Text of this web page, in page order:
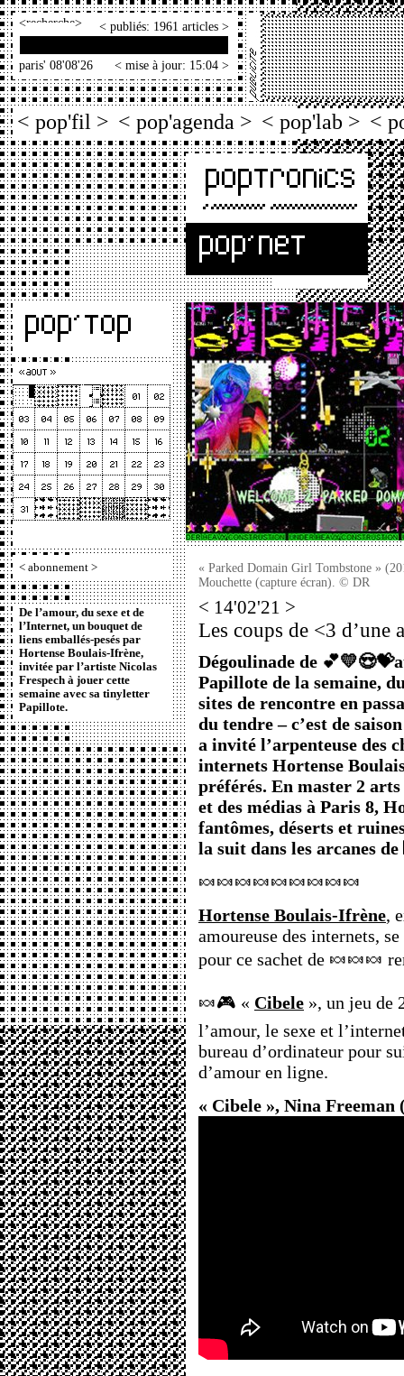
< > < publiés: 1961 articles >
paris' 08'08'26 < mise à jour: 15:04 >
< pop'fil > < pop'agenda > < pop'lab > <
< abonnement >
De l’amour, du sexe et de
l’Internet, un bouquet de
liens emballés-pesés par
Hortense Boulais-Ifrène,
invitée par l’artiste Nicolas
Frespech à jouer cette
semaine avec sa tinyletter
Papillote.
« Parked Domain Girl Tombstone »
Mouchette (capture écran). © DR
< 14'02'21 >
Les coups de <3 d’une
Dégoulinade de
Papillote de la semaine,
sites de rencontre en
du tendre – c’est de
a invité l’arpenteuse des
internets Hortense
préférés. En master 2
et des médias à Paris 8,
fantômes, déserts et
la suit dans les arcanes de
🍬🍬🍬🍬🍬🍬🍬🍬🍬
Hortense Boulais-Ifrène,
amoureuse des internets,
pour ce sachet de 🍬🍬🍬
🍬🎮 « Cibele », un jeu de
l’amour, le sexe et
bureau d’ordinateur pour
d’amour en ligne.
« Cibele », Nina Freeman